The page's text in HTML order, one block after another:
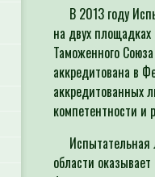
В 2013 году
на двух площадках
Таможенного
аккредитована в
аккредитованных
компетентности и
Испытательная
области